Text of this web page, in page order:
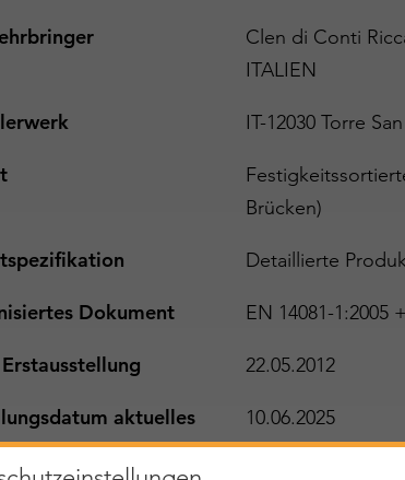
Clen di Conti
ITALIEN
IT-12030 Torre
Brücken)
Detaillierte
Dokument EN 14081-1:2005
22.05.2012
aktuelles
10.06.2025